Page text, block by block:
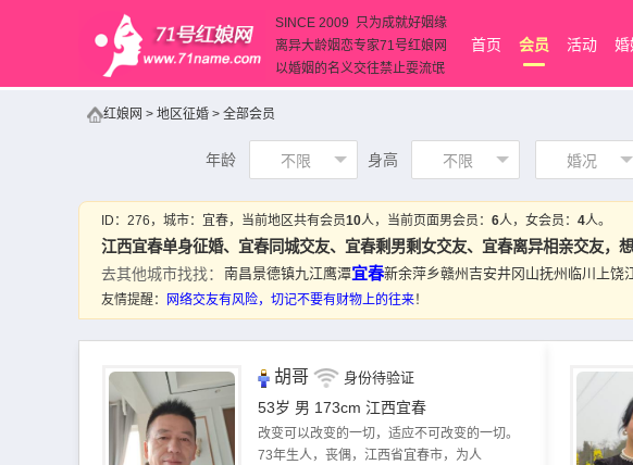
SINCE 2009 只为成就好姻缘
离异大龄姻恋专家71号红娘网
以婚姻的名义交往禁止耍流氓
首页 会员 活动 婚
红娘网 > 地区征婚 > 全部会员
年龄 不限 身高 不限 婚况
胡哥 身份待验证
53岁 男 173cm 江西宜春
改变可以改变的一切，适应不可改变的一切。
73年生人，丧偶，江西省宜春市，为人
ID： 276 ，城市： 宜春，当前地区共有会员10人，当前页面男会员： 6人，女会员： 4人。
江西宜春单身征婚、 宜春同城交友、宜春剩男剩女交友、宜春离异相亲交友，想
去其他城市找找： 南昌景德镇九江鹰潭宜春新余萍乡赣州 吉安井冈山抚州 临川 上饶
友情提醒： 网络交友有风险，切记不要有财物上的往来！